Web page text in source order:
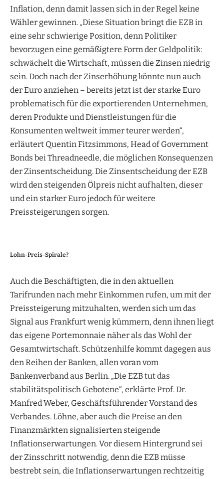
Inflation, denn damit lassen sich in der Regel keine
Wähler gewinnen. „Diese Situation bringt die EZB in
eine sehr schwierige Position, denn Politiker
bevorzugen eine gemäßigtere Form der Geldpolitik:
schwächelt die Wirtschaft, müssen die Zinsen niedrig
sein. Doch nach der Zinserhöhung könnte nun auch
der Euro anziehen – bereits jetzt ist der starke Euro
problematisch für die exportierenden Unternehmen,
deren Produkte und Dienstleistungen für die
Konsumenten weltweit immer teurer werden“,
erläutert Quentin Fitzsimmons, Head of Government
Bonds bei Threadneedle, die möglichen Konsequenzen
der Zinsentscheidung. Die Zinsentscheidung der EZB
wird den steigenden Ölpreis nicht aufhalten, dieser
und ein starker Euro jedoch für weitere
Preissteigerungen sorgen.
Lohn-Preis-Spirale?
Auch die Beschäftigten, die in den aktuellen
Tarifrunden nach mehr Einkommen rufen, um mit der
Preissteigerung mitzuhalten, werden sich um das
Signal aus Frankfurt wenig kümmern, denn ihnen liegt
das eigene Portemonnaie näher als das Wohl der
Gesamtwirtschaft. Schützenhilfe kommt dagegen aus
den Reihen der Banken, allen voran vom
Bankenverband aus Berlin. „Die EZB tut das
stabilitätspolitisch Gebotene“, erklärte Prof. Dr.
Manfred Weber, Geschäftsführender Vorstand des
Verbandes. Löhne, aber auch die Preise an den
Finanzmärkten signalisierten steigende
Inflationserwartungen. Vor diesem Hintergrund sei
der Zinsschritt notwendig, denn die EZB müsse
bestrebt sein, die Inflationserwartungen rechtzeitig